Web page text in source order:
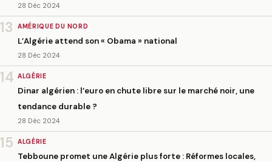
28 Déc 2024
13 AMÉRIQUE DU NORD
L’Algérie attend son « Obama » national
28 Déc 2024
14 ALGÉRIE
Dinar algérien : l’euro en chute libre sur le marché noir, une
tendance durable ?
28 Déc 2024
15 ALGÉRIE
Tebboune promet une Algérie plus forte : Réformes locales,